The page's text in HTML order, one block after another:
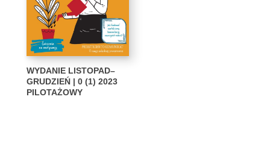
WYDANIE LISTOPAD–
GRUDZIEŃ | 0 (1) 2023
PILOTAŻOWY